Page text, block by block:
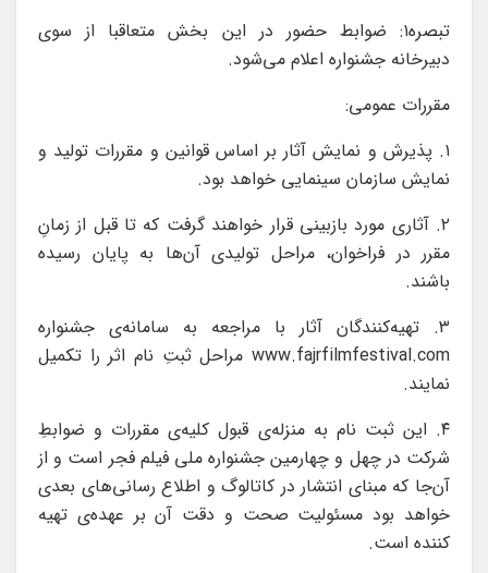
تبصره۱: ضوابط حضور در این بخش متعاقبا از سوی
دبیرخانه جشنواره اعلام می‌شود.
مقررات عمومی:
۱. پذیرش و نمایش آثار بر اساس قوانین و مقررات تولید و
نمایش سازمان سینمایی خواهد بود.
۲. آثاری مورد بازبینی قرار خواهند گرفت که تا قبل از زمانِ
مقرر در فراخوان، مراحل تولیدی آن‌ها به پایان رسیده
باشند.
۳. تهیه‌کنندگان آثار با مراجعه به سامانه‌ی جشنواره
www.fajrfilmfestival.com مراحل ثبتِ نام اثر را تکمیل
نمایند.
۴. این ثبت نام به منزله‌ی قبول کلیه‌ی‌ مقررات و ضوابطِ
شرکت در چهل و چهارمین جشنواره ملی فیلم فجر است و از
آن‌جا که مبنای انتشار در کاتالوگ و اطلاع رسانی‌های بعدی
خواهد بود مسئولیت صحت و دقت آن بر عهده‌ی تهیه
کننده است.